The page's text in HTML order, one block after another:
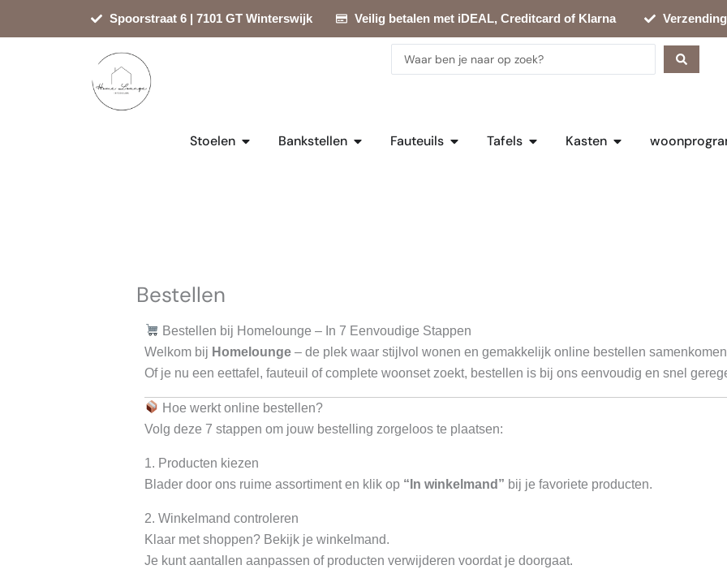
Spoorstraat 6 | 7101 GT Winterswijk Veilig betalen met iDEAL, Creditcard of Klarna
Search
...
Stoelen Open Stoelen
Bankstellen Open Bankstellen
Fauteuils Open Fauteuils
Tafels Open Tafels
Kasten Open Kasten
Bestellen
Bestellen bij Homelounge – In 7 Eenvoudige Stappen
Welkom bij Homelounge– de plek waar stijlvol wonen en gemakkelijk online bestellen
Of je nu een eettafel, fauteuil of complete woonset zoekt, bestellen is bij ons eenvoudig en snel
Hoe werkt online bestellen?
Volg deze 7 stappen om jouw bestelling zorgeloos te plaatsen:
1. Producten kiezen
Blader door ons ruime assortiment en klik op “In winkelmand” bij je favoriete producten.
2. Winkelmand controleren
Klaar met shoppen? Bekijk je winkelmand.
Je kunt aantallen aanpassen of producten verwijderen voordat je doorgaat.